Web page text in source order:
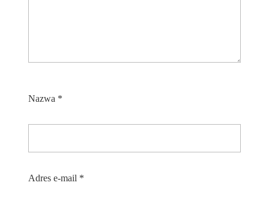
Nazwa *
Adres e-mail *